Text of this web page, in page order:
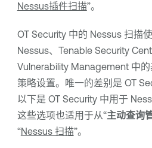
Nessus插件扫描”。
OT Security中的 Nessus 扫描
Nessus、 Tenable Security
Vulnerability Management中的
策略设置。唯一的差别是 OT
以下是 OT Security中用于
这些选项也适用于从“主动查询
“Nessus 扫描”。